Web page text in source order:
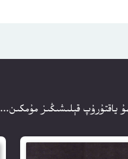
ياقتۇرۇپ قېلىشىڭىز مۇمكىن...